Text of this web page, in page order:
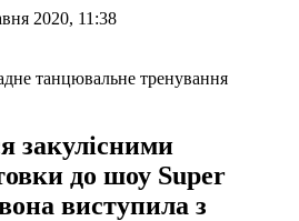
2020, 11:38
закулісними
до шоу Super
виступила з